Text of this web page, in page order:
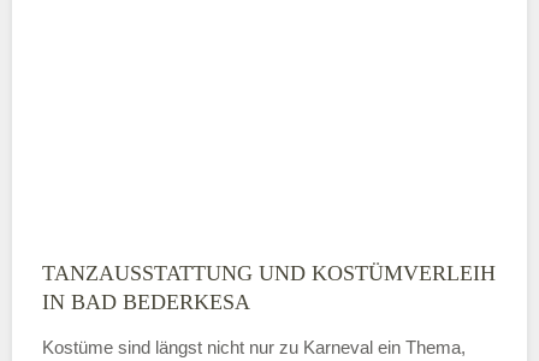
TANZAUSSTATTUNG UND KOSTÜMVERLEIH
IN BAD BEDERKESA
Kostüme sind längst nicht nur zu Karneval ein Thema,